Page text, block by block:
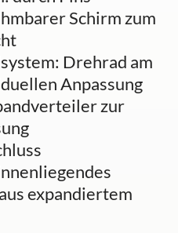
Schirm zum
Drehrad am
Anpassung
zur
expandiertem